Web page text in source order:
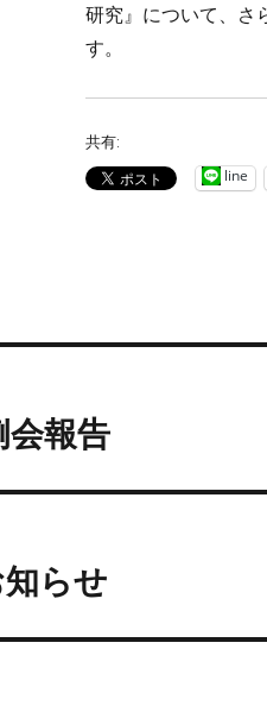
研究』について、さ
す。
共有:
line
会報告
らせ